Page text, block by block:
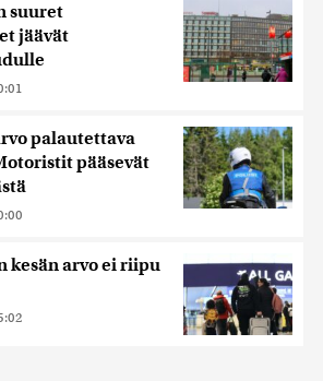
suuret
jäävät
palautettava
pääsevät
kesän arvo ei riipu